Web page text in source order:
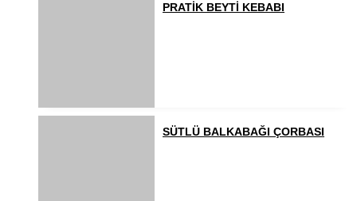
PRATİK BEYTİ KEBABI
SÜTLÜ BALKABAĞI ÇORBASI